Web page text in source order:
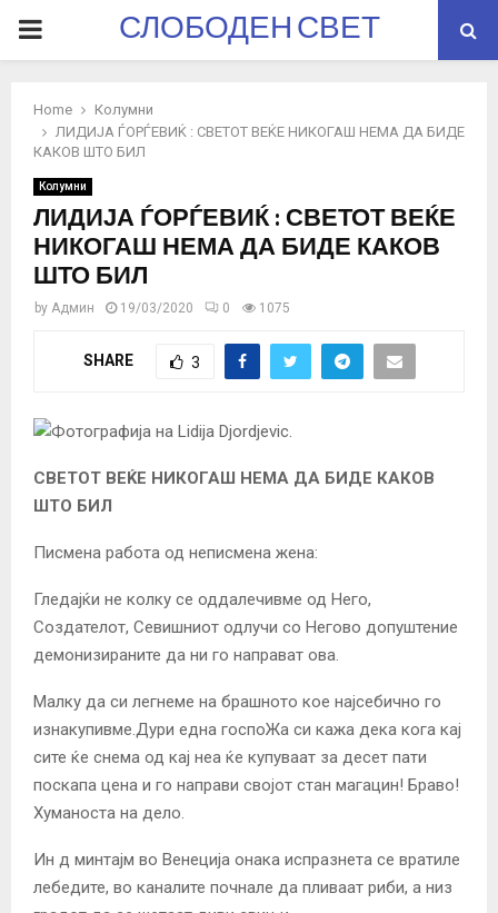
PRIMARYСЛОБОДЕН СВЕТ
Home
Колумни
ЛИДИЈА ЃОРЃЕВИЌ : СВЕТОТ ВЕЌЕ НИКОГАШ НЕМА ДА БИДЕ
КАКОВ ШТО БИЛ
Колумни
ЛИДИЈА ЃОРЃЕВИЌ : СВЕТОТ ВЕЌЕ
НИКОГАШ НЕМА ДА БИДЕ КАКОВ
ШТО БИЛ
by Админ 19/03/2020 0 1075
SHARE 3
СВЕТОТ ВЕЌЕ НИКОГАШ НЕМА ДА БИДЕ КАКОВ
ШТО БИЛ
Писмена работа од неписмена жена:
Гледајќи не колку се оддалечивме од Него,
Создателот, Севишниот одлучи со Негово допуштение
демонизираните да ни го направат ова.
Малку да си легнеме на брашното кое најсебично го
изнакупивме.Дури една госпоЖа си кажа дека кога кај
сите ќе снема од кај неа ќе купуваат за десет пати
поскапа цена и го направи својот стан магацин! Браво!
Хуманоста на дело.
Ин д минтајм во Венеција онака испразнета се вратиле
лебедите, во каналите почнале да пливаат риби, а низ